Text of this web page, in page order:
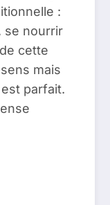
:
se nourrir
cette
mais
parfait.